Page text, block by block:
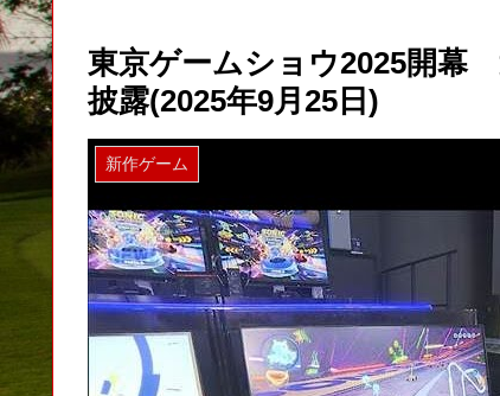
東京ゲームショウ2025開
披露(2025年9月25日)
新作ゲーム